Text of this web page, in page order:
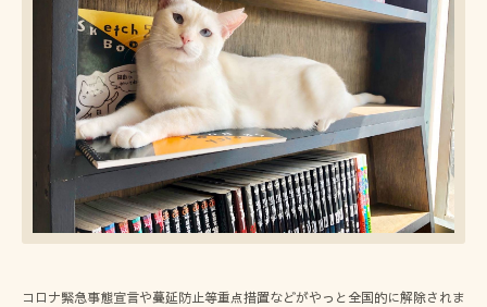
コロナ緊急事態宣言や蔓延防止等重点措置などがやっと全国的に解除されま